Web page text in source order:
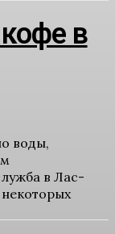
в
воды,
в Лас-